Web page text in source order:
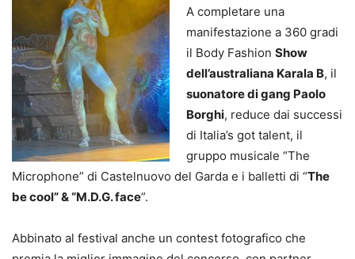
A completare una
manifestazione a 360 gradi
il Body Fashion Show
dell’australiana Karala B, il
suonatore di gang Paolo
Borghi, reduce dai successi
di Italia’s got talent, il
gruppo musicale “The
Microphone” di Castelnuovo del Garda e i balletti di “The
be cool” & “M.D.G. face”.
Abbinato al festival anche un contest fotografico che